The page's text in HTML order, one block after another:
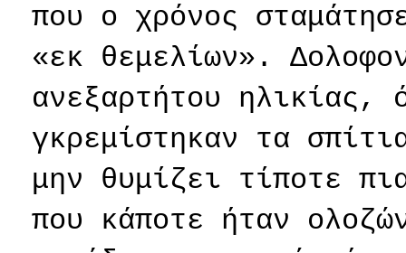
που ο χρόνος
«εκ θεμελίων».
ανεξαρτήτου
γκρεμίστηκαν τα
μην θυμίζει τίποτε
που κάποτε ήταν